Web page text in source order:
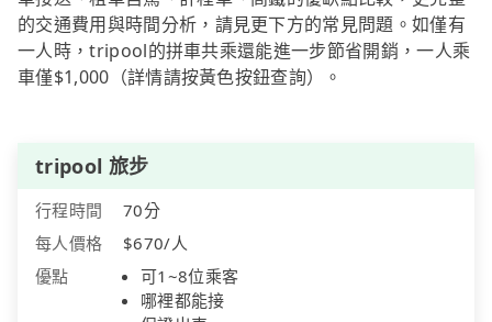
的交通費用與時間分析，請見更下方的常見問題。如僅有
一人時，tripool的拼車共乘還能進一步節省開銷，一人乘
車僅$1,000（詳情請按黃色按鈕查詢）。
tripool 旅步
行程時間
70分
每人價格
$670/人
優點
可1~8位乘客
哪裡都能接